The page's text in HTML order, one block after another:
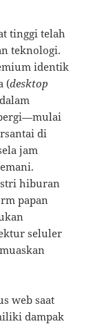
tinggi telah
teknologi.
identik
(desktop
di
jam
hiburan
papan
seluler
web saat
dampak